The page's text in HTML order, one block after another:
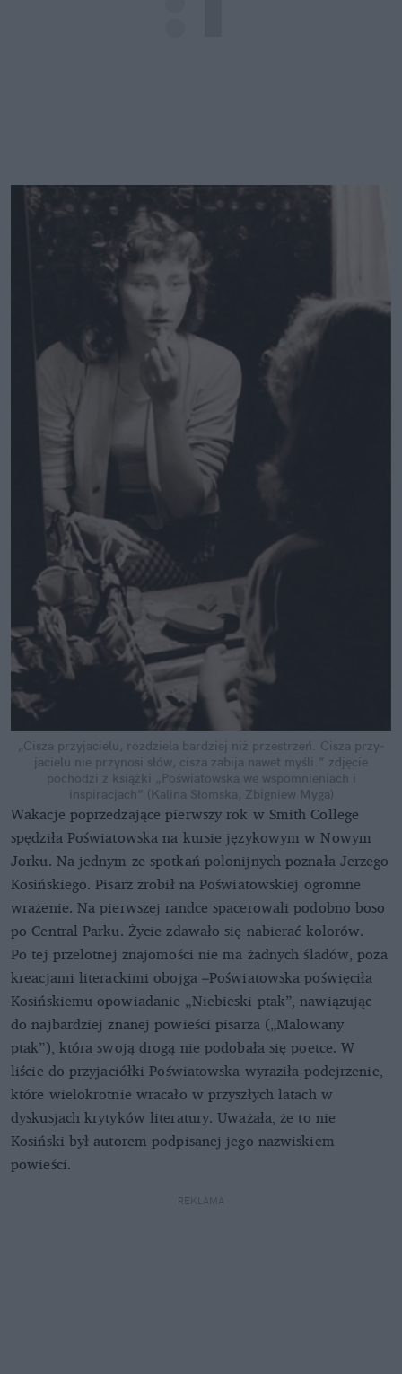
„Cisza przy­jacielu, roz­dziela bar­dziej niż przes­trzeń. Cisza przy­
jacielu nie przynosi słów, cisza za­bija na­wet myśli.” zdjęcie
pochodzi z książki „Poświatowska we wspomnieniach i
inspiracjach” (Kalina Słomska, Zbigniew Myga)
Wakacje poprzedzające pierwszy rok w Smith College
spędziła Poświatowska na kursie językowym w Nowym
Jorku. Na jednym ze spotkań polonijnych poznała Jerzego
Kosińskiego. Pisarz zrobił na Poświatowskiej ogromne
wrażenie. Na pierwszej randce spacerowali podobno boso
po Central Parku. Życie zdawało się nabierać kolorów.
Po tej przelotnej znajomości nie ma żadnych śladów, poza
kreacjami literackimi obojga –Poświatowska poświęciła
Kosińskiemu opowiadanie „Niebieski ptak”, nawiązując
do najbardziej znanej powieści pisarza („Malowany
ptak”), która swoją drogą nie podobała się poetce. W
liście do przyjaciółki Poświatowska wyraziła podejrzenie,
które wielokrotnie wracało w przyszłych latach w
dyskusjach krytyków literatury. Uważała, że to nie
Kosiński był autorem podpisanej jego nazwiskiem
powieści.
REKLAMA